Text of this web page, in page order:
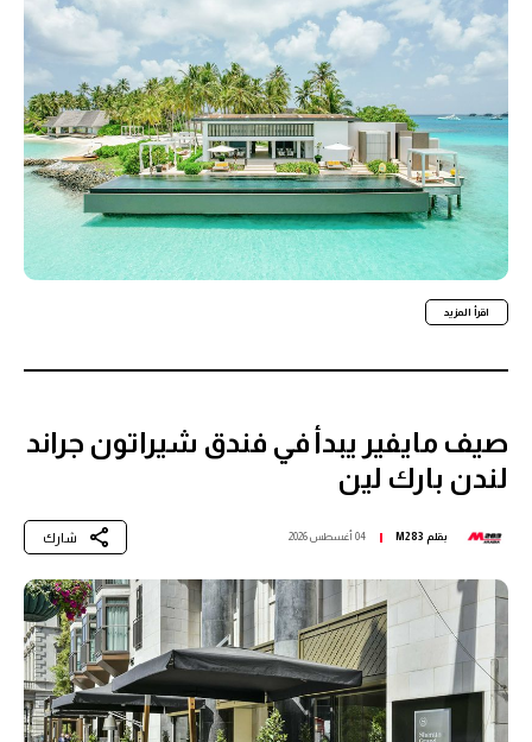
اقرأ المزيد
صيف مايفير يبدأ في فندق شيراتون جراند
لندن بارك لين
بقلم M283 04 أغسطس 2026 شارك